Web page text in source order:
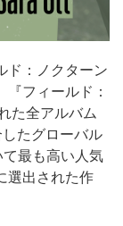
ド：ノクターン
フィールド：
た全アルバム
たグローバル
最も高い人気
選出された作